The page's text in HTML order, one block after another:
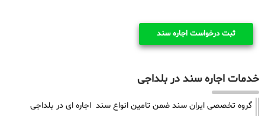
ثبت درخواست اجاره سند
خدمات اجاره سند در بلداجی
گروه تخصصی ایران سند ضمن تامین انواع سند اجاره ای در بلداجی